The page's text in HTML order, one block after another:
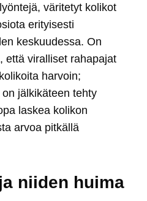
väritetyt kolikot
erityisesti
keskuudessa. On
että viralliset rahapajat
harvoin;
jälkikäteen tehty
laskea kolikon
arvoa pitkällä
niiden huima